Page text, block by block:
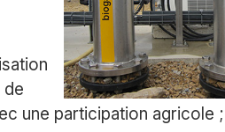
une participation agricole ;